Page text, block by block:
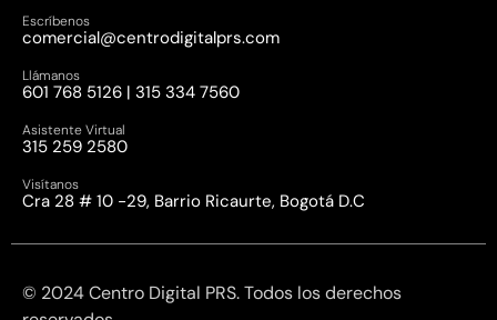
Escríbenos
comercial@centrodigitalprs.com
Llámanos
601 768 5126 | 315 334 7560
Asistente Virtual
315 259 2580
Visítanos
Cra 28 # 10 -29, Barrio Ricaurte, Bogotá D.C
© 2024 Centro Digital PRS. Todos los derechos